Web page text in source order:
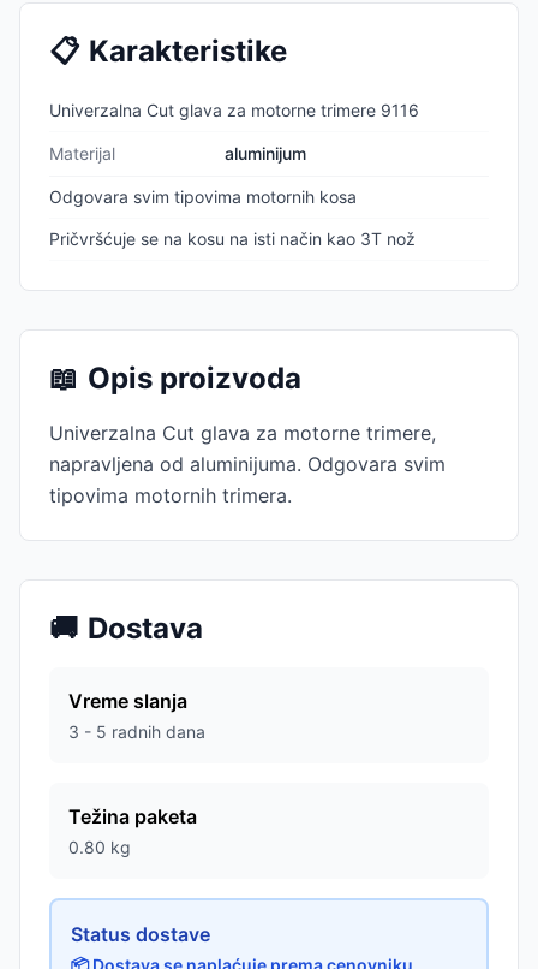
📋 Karakteristike
Univerzalna Cut glava za motorne trimere 9116
Materijal aluminijum
Odgovara svim tipovima motornih kosa
Pričvršćuje se na kosu na isti način kao 3T nož
📖 Opis proizvoda
Univerzalna Cut glava za motorne trimere,
napravljena od aluminijuma. Odgovara svim
tipovima motornih trimera.
🚚 Dostava
Vreme slanja
3 - 5 radnih dana
Težina paketa
0.80 kg
Status dostave
📦 Dostava se naplaćuje prema cenovniku